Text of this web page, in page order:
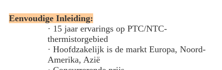
Eenvoudige Inleiding:
· 15 jaar ervarings op PTC/NTC-
thermistorgebied
· Hoofdzakelijk is de markt Europa, Noord-
Amerika, Azië